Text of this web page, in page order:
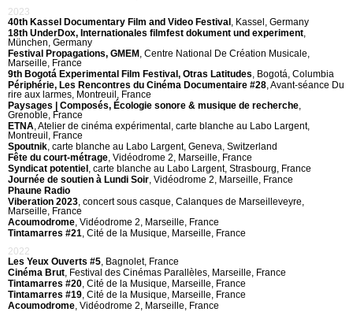
2023
40th Kassel Documentary Film and Video Festival , Kassel, Germany
18th UnderDox, Internationales filmfest dokument und experiment,
München, Germany
Festival Propagations, GMEM , Centre National De Création Musicale,
Marseille, France
9th Bogotá Experimental Film Festival, Otras Latitudes, Bogotá, Columbia
Périphérie, Les Rencontres du Cinéma Documentaire #28, Avant-séance Du
rire aux larmes, Montreuil, France
Paysages | Composés, Écologie sonore & musique de recherche,
Grenoble, France
ETNA, Atelier de cinéma expérimental, carte blanche au Labo Largent,
Montreuil, France
Spoutnik, carte blanche au Labo Largent, Geneva, Switzerland
Fête du court-métrage, Vidéodrome 2, Marseille, France
Syndicat potentiel , carte blanche au Labo Largent, Strasbourg, France
Journée de soutien à Lundi Soir, Vidéodrome 2, Marseille, France
Phaune Radio
Viberation 2023, concert sous casque, Calanques de Marseilleveyre,
Marseille, France
Acoumodrome, Vidéodrome 2, Marseille, France
Tintamarres #21, Cité de la Musique, Marseille, France
2022
Les Yeux Ouverts #5, Bagnolet, France
Cinéma Brut, Festival des Cinémas Parallèles, Marseille, France
Tintamarres #20, Cité de la Musique, Marseille, France
Tintamarres #19, Cité de la Musique, Marseille, France
Acoumodrome, Vidéodrome 2, Marseille, France